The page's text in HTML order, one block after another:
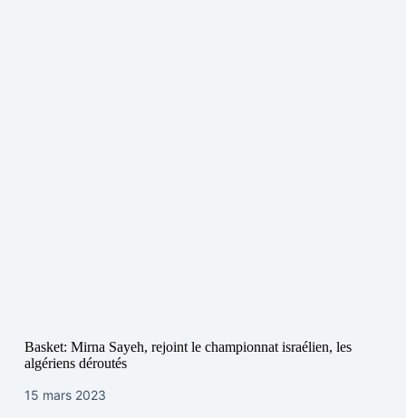
Basket: Mirna Sayeh, rejoint le championnat israélien, les
algériens déroutés
15 mars 2023